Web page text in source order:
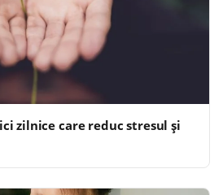
zilnice care reduc stresul și